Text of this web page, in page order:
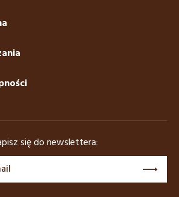
się do newslettera: